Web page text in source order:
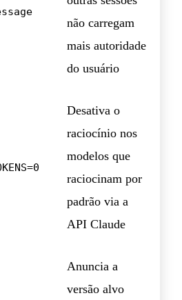
não carregam
mais autoridade
do usuário
Desativa o
raciocínio nos
modelos que
raciocinam por
padrão via a
API Claude
Anuncia a
versão alvo